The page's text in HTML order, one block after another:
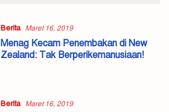
Berita Maret 16, 2019
Menag Kecam Penembakan di New
Zealand: Tak Berperikemanusiaan!
Berita Maret 16, 2019